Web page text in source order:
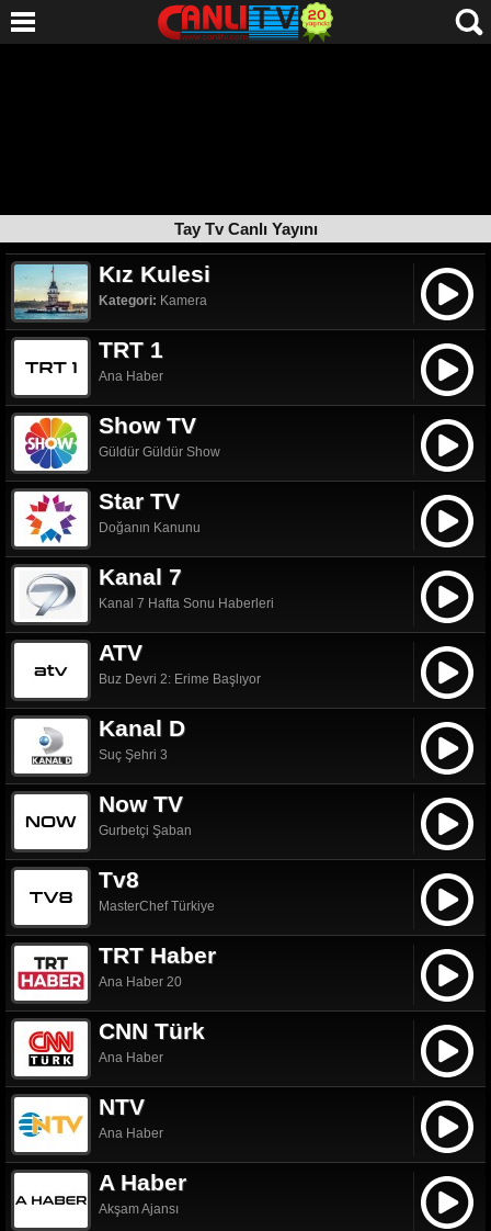
Tay Tv Canlı Yayını
Kız Kulesi
Kategori: Kamera
TRT 1
Ana Haber
Show TV
Güldür Güldür Show
Star TV
Doğanın Kanunu
Kanal 7
Kanal 7 Hafta Sonu Haberleri
ATV
Buz Devri 2: Erime Başlıyor
Kanal D
Suç Şehri 3
Now TV
Gurbetçi Şaban
Tv8
MasterChef Türkiye
TRT Haber
Ana Haber 20
CNN Türk
Ana Haber
NTV
Ana Haber
A Haber
Akşam Ajansı